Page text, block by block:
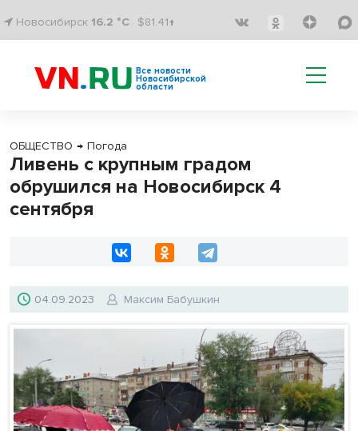
Новосибирск 16.2 °C $81.41↑
Все новости
Новосибирской
области
ОБЩЕСТВО → Погода
Ливень с крупным градом
обрушился на Новосибирск 4
сентября
04.09.2023 Максим Бабушкин